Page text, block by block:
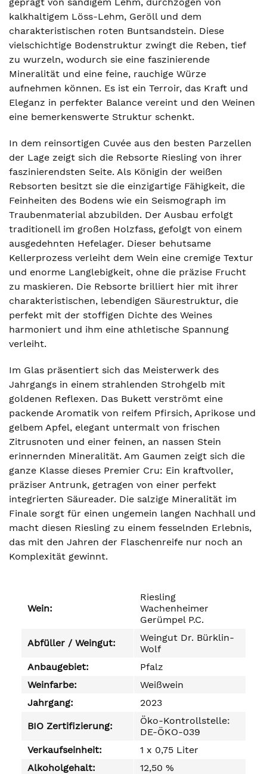
kalkhaltigem Löss-Lehm, Geröll und dem
charakteristischen roten Buntsandstein. Diese
vielschichtige Bodenstruktur zwingt die Reben, tief
zu wurzeln, wodurch sie eine faszinierende
Mineralität und eine feine, rauchige Würze
aufnehmen können. Es ist ein Terroir, das Kraft und
Eleganz in perfekter Balance vereint und den Weinen
eine bemerkenswerte Struktur schenkt.
In dem reinsortigen Cuvée aus den besten Parzellen
der Lage zeigt sich die Rebsorte Riesling von ihrer
faszinierendsten Seite. Als Königin der weißen
Rebsorten besitzt sie die einzigartige Fähigkeit, die
Feinheiten des Bodens wie ein Seismograph im
Traubenmaterial abzubilden. Der Ausbau erfolgt
traditionell im großen Holzfass, gefolgt von einem
ausgedehnten Hefelager. Dieser behutsame
Kellerprozess verleiht dem Wein eine cremige Textur
und enorme Langlebigkeit, ohne die präzise Frucht
zu maskieren. Die Rebsorte brilliert hier mit ihrer
charakteristischen, lebendigen Säurestruktur, die
perfekt mit der stoffigen Dichte des Weines
harmoniert und ihm eine athletische Spannung
verleiht.
Im Glas präsentiert sich das Meisterwerk des
Jahrgangs in einem strahlenden Strohgelb mit
goldenen Reflexen. Das Bukett verströmt eine
packende Aromatik von reifem Pfirsich, Aprikose und
gelbem Apfel, elegant untermalt von frischen
Zitrusnoten und einer feinen, an nassen Stein
erinnernden Mineralität. Am Gaumen zeigt sich die
ganze Klasse dieses Premier Cru: Ein kraftvoller,
präziser Antrunk, getragen von einer perfekt
integrierten Säureader. Die salzige Mineralität im
Finale sorgt für einen ungemein langen Nachhall und
macht diesen Riesling zu einem fesselnden Erlebnis,
das mit den Jahren der Flaschenreife nur noch an
Komplexität gewinnt.
Wein:
Riesling
Wachenheimer
Gerümpel P.C.
Abfüller / Weingut:
Weingut Dr. Bürklin-
Wolf
Anbaugebiet:
Pfalz
Weinfarbe:
Weißwein
Jahrgang:
2023
BIO Zertifizierung:
Öko-Kontrollstelle:
DE-ÖKO-039
Verkaufseinheit:
1 x 0,75 Liter
Alkoholgehalt:
12,50 %